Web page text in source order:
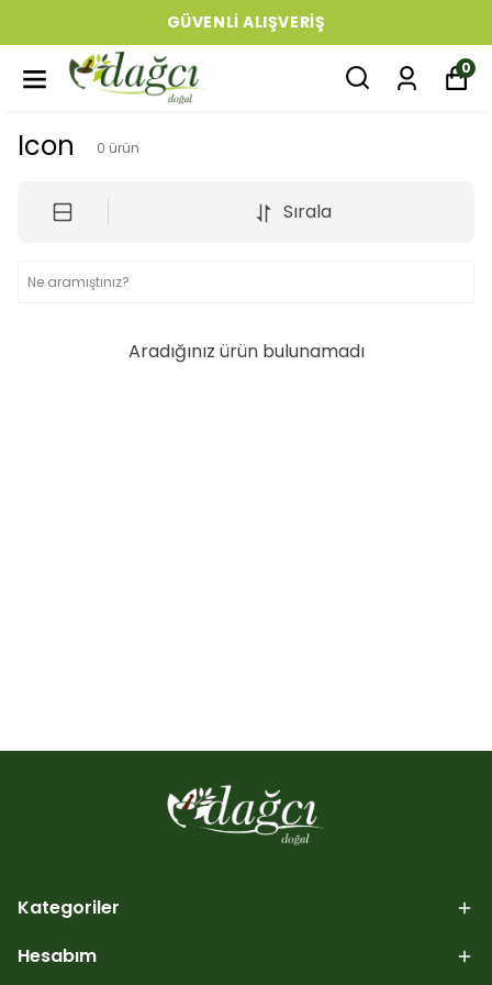
GÜVENLI ALIŞVERIŞ
0
Icon 0 ürün
Sırala
Aradığınız ürün bulunamadı
Kategoriler
Hesabım